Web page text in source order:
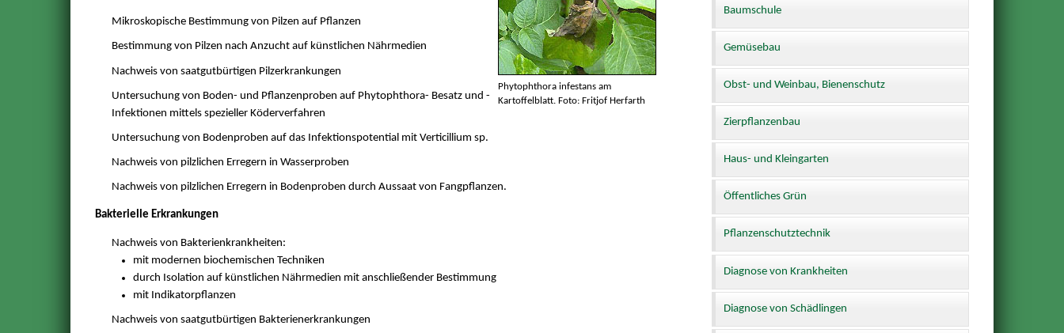
Phytophthora infestans am
Kartoffelblatt. Foto: Fritjof Herfarth
Mikroskopische Bestimmung von Pilzen auf Pflanzen
Bestimmung von Pilzen nach Anzucht auf künstlichen Nährmedien
Nachweis von saatgutbürtigen Pilzerkrankungen
Untersuchung von Boden- und Pflanzenproben auf Phytophthora- Besatz und -
Infektionen mittels spezieller Köderverfahren
Untersuchung von Bodenproben auf das Infektionspotential mit Verticillium sp.
Nachweis von pilzlichen Erregern in Wasserproben
Nachweis von pilzlichen Erregern in Bodenproben durch Aussaat von Fangpflanzen.
Bakterielle Erkrankungen
Nachweis von Bakterienkrankheiten:
mit modernen biochemischen Techniken
durch Isolation auf künstlichen Nährmedien mit anschließender Bestimmung
mit Indikatorpflanzen
Nachweis von saatgutbürtigen Bakterienerkrankungen
Baumschule
Gemüsebau
Obst- und Weinbau, Bienenschutz
Zierpflanzenbau
Haus- und Kleingarten
Öffentliches Grün
Pflanzenschutztechnik
Diagnose von Krankheiten
Diagnose von Schädlingen